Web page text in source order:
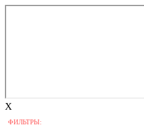
X
ФИЛЬТРЫ: